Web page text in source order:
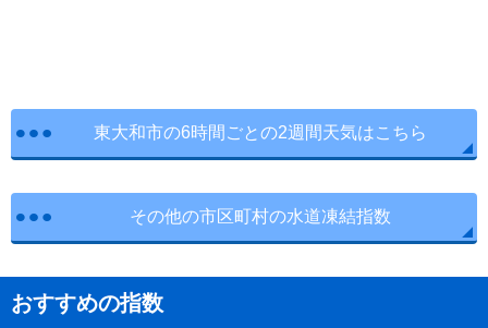
東大和市の6時間ごとの2週間天気はこちら
その他の市区町村の水道凍結指数
おすすめの指数